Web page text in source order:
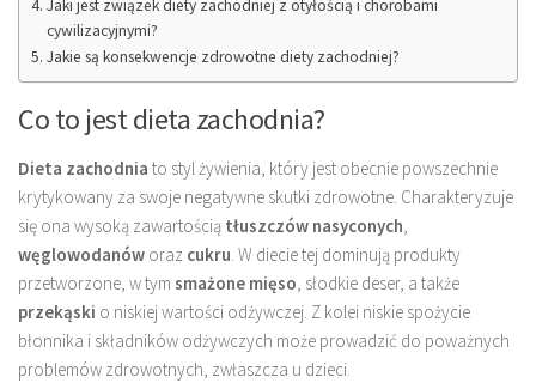
Jaki jest związek diety zachodniej z otyłością i chorobami
cywilizacyjnymi?
Jakie są konsekwencje zdrowotne diety zachodniej?
Co to jest dieta zachodnia?
Dieta zachodnia to styl żywienia, który jest obecnie powszechnie
krytykowany za swoje negatywne skutki zdrowotne. Charakteryzuje
się ona wysoką zawartością tłuszczów nasyconych,
węglowodanów oraz cukru. W diecie tej dominują produkty
przetworzone, w tym smażone mięso, słodkie deser, a także
przekąski o niskiej wartości odżywczej. Z kolei niskie spożycie
błonnika i składników odżywczych może prowadzić do poważnych
problemów zdrowotnych, zwłaszcza u dzieci.